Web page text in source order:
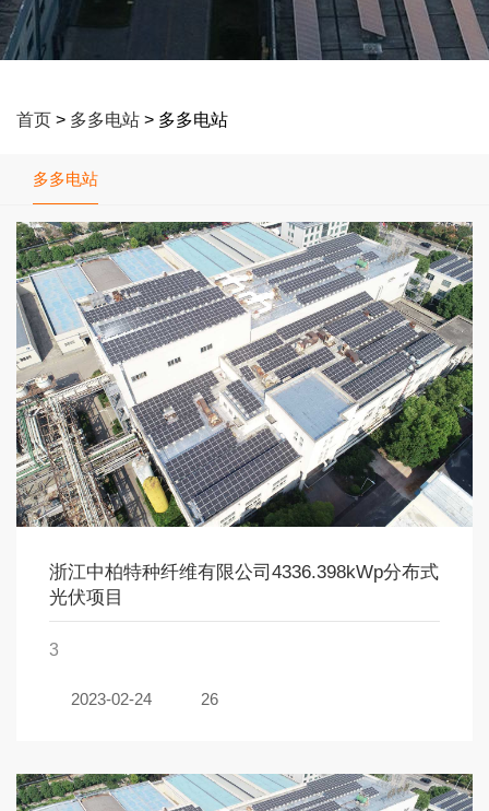
首页 > 多多电站 > 多多电站
多多电站
浙江中柏特种纤维有限公司4336.398kWp分布式
光伏项目
3
2023-02-24 26